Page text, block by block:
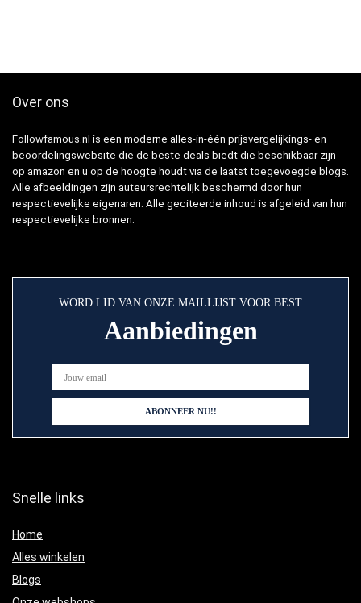
Over ons
Followfamous.nl is een moderne alles-in-één prijsvergelijkings- en
beoordelingswebsite die de beste deals biedt die beschikbaar zijn
op amazon en u op de hoogte houdt via de laatst toegevoegde blogs.
Alle afbeeldingen zijn auteursrechtelijk beschermd door hun
respectievelijke eigenaren. Alle geciteerde inhoud is afgeleid van hun
respectievelijke bronnen.
WORD LID VAN ONZE MAILLIJST VOOR BEST
Aanbiedingen
Snelle links
Home
Alles winkelen
Blogs